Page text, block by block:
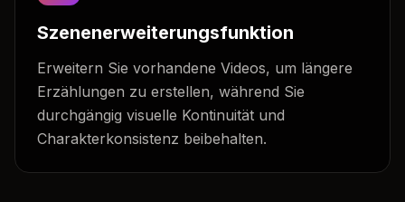
Szenenerweiterungsfunktion
Erweitern Sie vorhandene Videos, um längere
Erzählungen zu erstellen, während Sie
durchgängig visuelle Kontinuität und
Charakterkonsistenz beibehalten.